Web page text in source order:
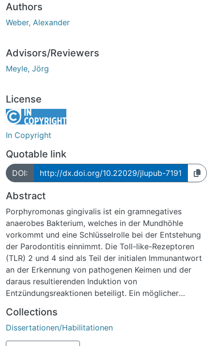
Authors
Weber, Alexander
Advisors/Reviewers
Meyle, Jörg
License
In Copyright
Quotable link
DOI: http://dx.doi.org/10.22029/jlupub-7191
Abstract
Porphyromonas gingivalis ist ein gramnegatives
anaerobes Bakterium, welches in der Mundhöhle
vorkommt und eine Schlüsselrolle bei der Entstehung
der Parodontitis einnimmt. Die Toll-like-Rezeptoren
(TLR) 2 und 4 sind als Teil der initialen Immunantwort
an der Erkennung von pathogenen Keimen und der
daraus resultierenden Induktion von
Entzündungsreaktionen beteiligt. Ein möglicher
Plattenepithelkarzinomen wird diskutiert.
Ziel dieser in vitro-Studie war es, die Expression der
Toll-like Rezeptoren 2 und 4 (TLR2 und TLR4) nach
Collections
Dissertationen/Habilitationen